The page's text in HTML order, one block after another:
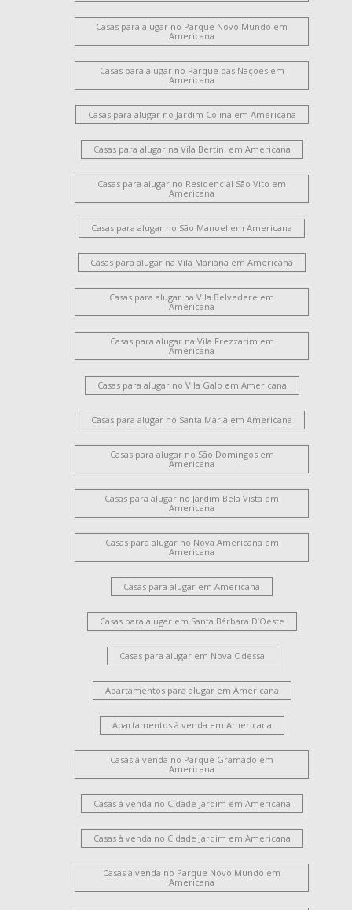
Casas para alugar no Parque Novo Mundo em
Americana
Casas para alugar no Parque das Nações em
Americana
Casas para alugar no Jardim Colina em Americana
Casas para alugar na Vila Bertini em Americana
Casas para alugar no Residencial São Vito em
Americana
Casas para alugar no São Manoel em Americana
Casas para alugar na Vila Mariana em Americana
Casas para alugar na Vila Belvedere em
Americana
Casas para alugar na Vila Frezzarim em
Americana
Casas para alugar no Vila Galo em Americana
Casas para alugar no Santa Maria em Americana
Casas para alugar no São Domingos em
Americana
Casas para alugar no Jardim Bela Vista em
Americana
Casas para alugar no Nova Americana em
Americana
Casas para alugar em Americana
Casas para alugar em Santa Bárbara D’Oeste
Casas para alugar em Nova Odessa
Apartamentos para alugar em Americana
Apartamentos à venda em Americana
Casas à venda no Parque Gramado em
Americana
Casas à venda no Cidade Jardim em Americana
Casas à venda no Cidade Jardim em Americana
Casas à venda no Parque Novo Mundo em
Americana